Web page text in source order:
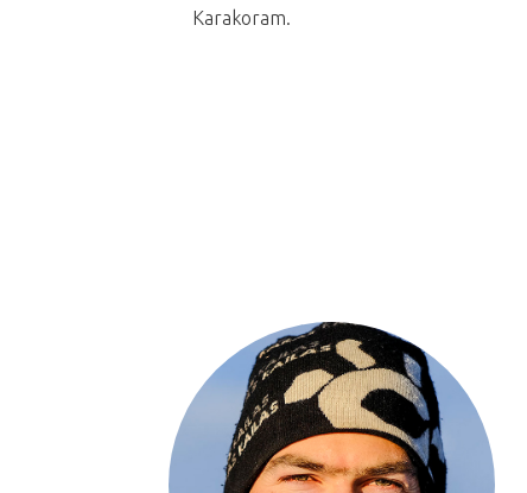
Karakoram.